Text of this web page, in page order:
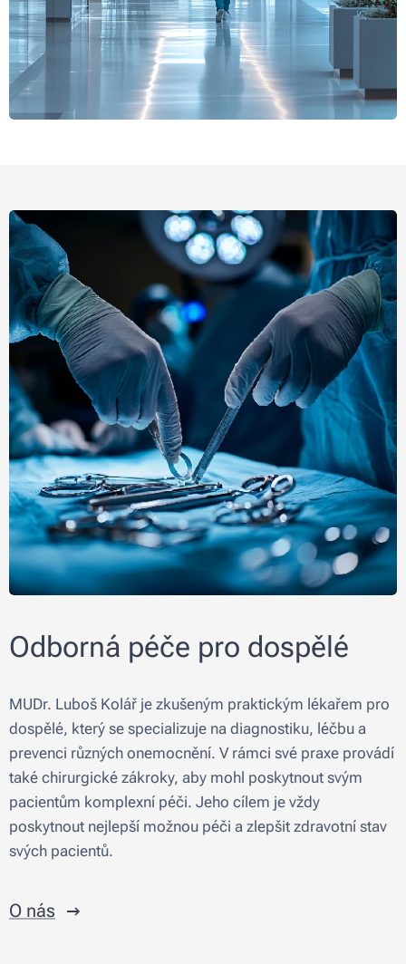
Odborná péče pro dospělé
MUDr. Luboš Kolář je zkušeným praktickým lékařem pro
dospělé, který se specializuje na diagnostiku, léčbu a
prevenci různých onemocnění. V rámci své praxe provádí
také chirurgické zákroky, aby mohl poskytnout svým
pacientům komplexní péči. Jeho cílem je vždy
poskytnout nejlepší možnou péči a zlepšit zdravotní stav
svých pacientů.
O nás